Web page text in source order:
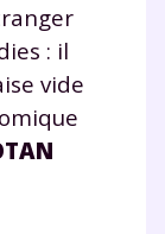
: il
vide